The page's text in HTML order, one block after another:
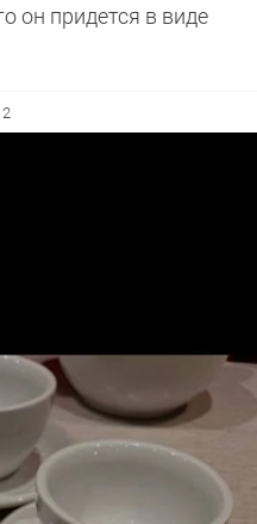
он придется в виде
2